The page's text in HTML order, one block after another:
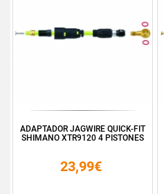
ADAPTADOR JAGWIRE QUICK-FIT
SHIMANO XTR9120 4 PISTONES
23,99€